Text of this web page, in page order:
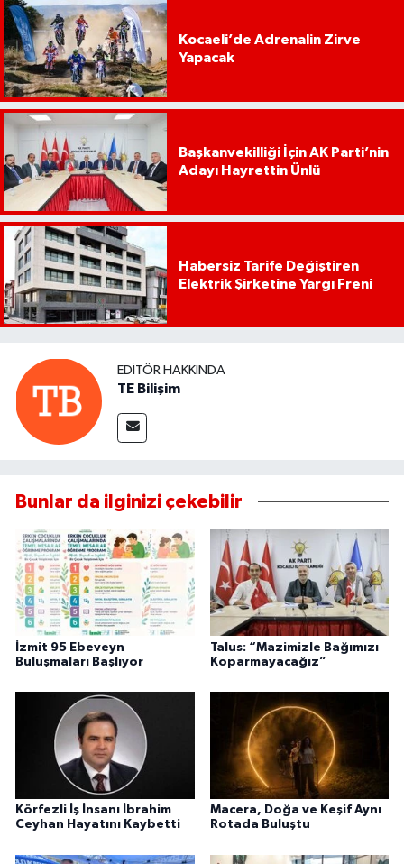
Kocaeli’de Adrenalin Zirve
Yapacak
Başkanvekilliği İçin AK Parti’nin
Adayı Hayrettin Ünlü
Habersiz Tarife Değiştiren
Elektrik Şirketine Yargı Freni
EDITÖR HAKKINDA
TE Bilişim
Bunlar da ilginizi çekebilir
İzmit 95 Ebeveyn
Buluşmaları Başlıyor
Talus: “Mazimizle Bağımızı
Koparmayacağız”
Körfezli İş İnsanı İbrahim
Ceyhan Hayatını Kaybetti
Macera, Doğa ve Keşif Aynı
Rotada Buluştu